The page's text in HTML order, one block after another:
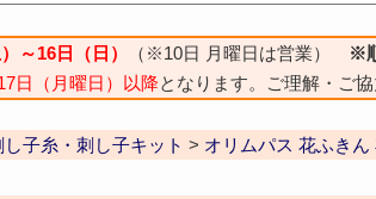
～16日（日） （※10日 月曜日は営業）
※
日（月曜日）以降となります。ご理解・ご
子糸・刺し子キット > オリムパス 花ふきん